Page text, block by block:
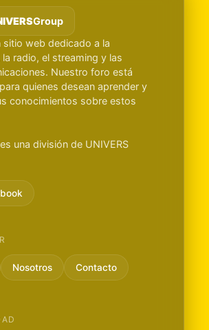
Group
sitio web dedicado a la
radio, el streaming y las
Nuestro foro está
quienes desean aprender y
conocimientos sobre estos
una división de UNIVERS
Nosotros Contacto